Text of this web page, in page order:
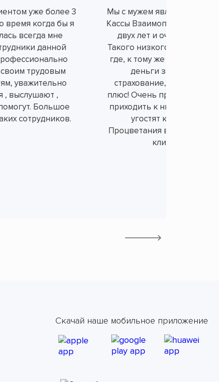
уже более 3
время когда бы я
всегда мне
данной
трудовым
уважительно
, выслушают ,
Большое
сотрудников.
Мы с мужем являемся
Кассы Взаимопомощи уже
двух лет и очень
Такого низкого процента
где, к тому же не берут
деньги за не нужное
страхование, а это
плюс! Очень приятно и
приходить к ним в офис,
угостят конфетками.
Процветания вам и
клиентов!
Скачай наше мобильное приложение